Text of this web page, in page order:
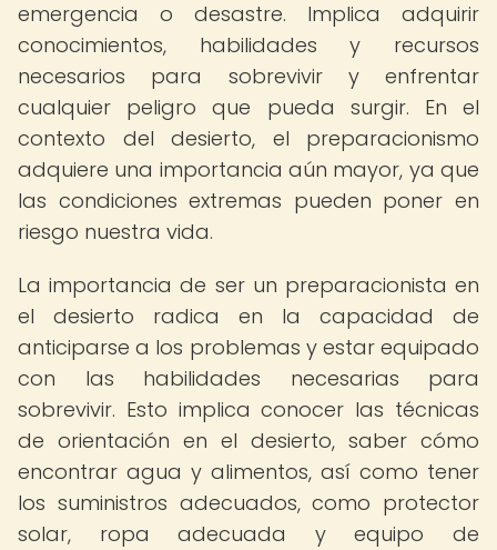
emergencia o desastre. Implica adquirir
conocimientos, habilidades y recursos
necesarios para sobrevivir y enfrentar
cualquier peligro que pueda surgir. En el
contexto del desierto, el preparacionismo
adquiere una importancia aún mayor, ya que
las condiciones extremas pueden poner en
riesgo nuestra vida.
La importancia de ser un preparacionista en
el desierto radica en la capacidad de
anticiparse a los problemas y estar equipado
con las habilidades necesarias para
sobrevivir. Esto implica conocer las técnicas
de orientación en el desierto, saber cómo
encontrar agua y alimentos, así como tener
los suministros adecuados, como protector
solar, ropa adecuada y equipo de